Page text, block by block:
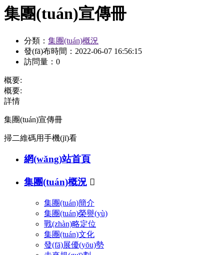
集團(tuán)宣傳冊
分類： 集團(tuán)概況
發(fā)布時間： 2022-06-07 16:56:15
訪問量： 0
概要:
概要:
詳情
集團(tuán)宣傳冊
掃二維碼用手機(jī)看
網(wǎng)站首頁
集團(tuán)概況 
集團(tuán)簡介
集團(tuán)榮譽(yù)
戰(zhàn)略定位
集團(tuán)文化
發(fā)展優(yōu)勢